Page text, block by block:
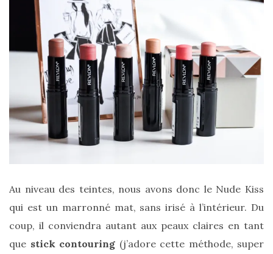
Au niveau des teintes, nous avons donc le Nude Kiss
qui est un marronné mat, sans irisé à l’intérieur. Du
coup, il conviendra autant aux peaux claires en tant
que stick contouring (j’adore cette méthode, super